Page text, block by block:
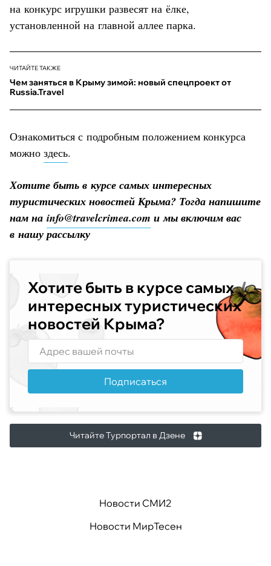
на конкурс игрушки развесят на ёлке,
установленной на главной аллее парка.
ЧИТАЙТЕ ТАКЖЕ
Чем заняться в Крыму зимой: новый спецпроект от
Russia.Travel
Ознакомиться с подробным положением конкурса
можно здесь.
Хотите быть в курсе самых интересных
туристических новостей Крыма? Тогда напишите
нам на info@travelcrimea.com и мы включим вас
в нашу рассылку
Хотите быть в курсе самых
интересных туристических
новостей Крыма?
Подписаться
Читайте Турпортал в Дзене
Новости СМИ2
Новости МирТесен